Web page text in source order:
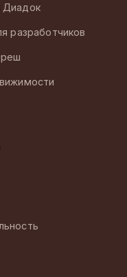
разработчиков